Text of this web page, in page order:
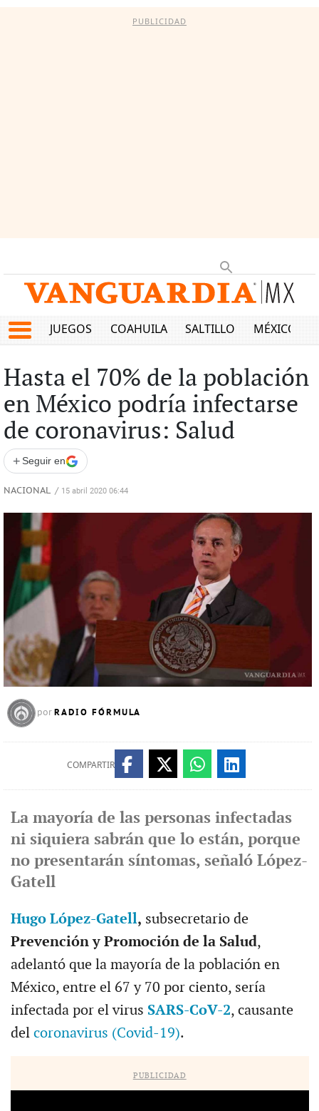
PUBLICIDAD
JUEGOS COAHUILA SALTILLO MÉXICO
Hasta el 70% de la población
en México podría infectarse
de coronavirus: Salud
+ Seguir en
NACIONAL / 15 abril 2020 06:44
por RADIO FÓRMULA
COMPARTIR
La mayoría de las personas infectadas
ni siquiera sabrán que lo están, porque
no presentarán síntomas, señaló López-
Gatell
Hugo López-Gatell, subsecretario de
Prevención y Promoción de la Salud,
adelantó que la mayoría de la población en
México, entre el 67 y 70 por ciento, sería
infectada por el virus SARS-CoV-2, causante
del coronavirus (Covid-19).
PUBLICIDAD